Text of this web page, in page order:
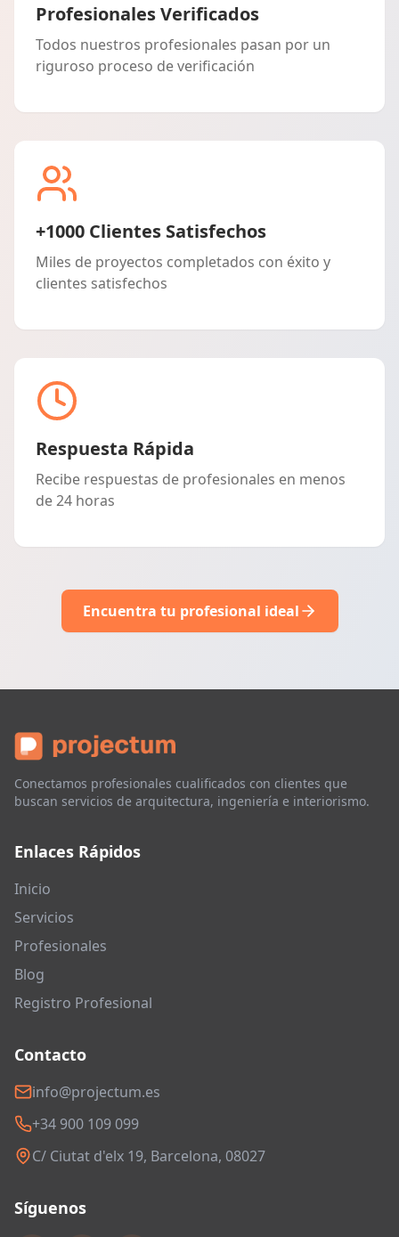
Profesionales Verificados
Todos nuestros profesionales pasan por un
riguroso proceso de verificación
+1000 Clientes Satisfechos
Miles de proyectos completados con éxito y
clientes satisfechos
Respuesta Rápida
Recibe respuestas de profesionales en menos
de 24 horas
Encuentra tu profesional ideal
Conectamos profesionales cualificados con clientes que
buscan servicios de arquitectura, ingeniería e interiorismo.
Enlaces Rápidos
Inicio
Servicios
Profesionales
Blog
Registro Profesional
Contacto
info@projectum.es
+34 900 109 099
C/ Ciutat d'elx 19, Barcelona, 08027
Síguenos